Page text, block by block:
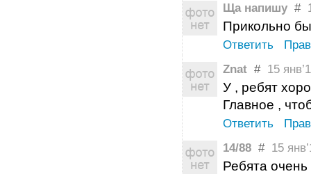
Ща напишу #
Прикольно
Ответить
Znat #15
У , ребят
Главное ,
Ответить
14/88 #15
Ребята